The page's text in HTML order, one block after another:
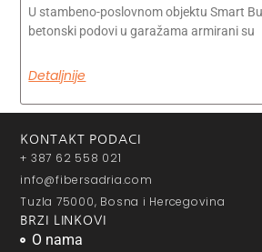
U stambeno-poslovnom objektu Smart
betonski podovi u garažama armirani su
Detaljnije
KONTAKT PODACI
+ 387 62 558 021
info@fibersadria.com
Tuzla 75000, Bosna i Hercegovina
BRZI LINKOVI
O nama